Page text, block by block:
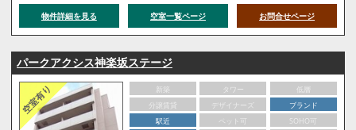
物件詳細を見る 空室一覧ページ お問合せページ
パークアクシス神楽坂ステージ
新築 タワー
低層
分譲賃貸
デザイナーズ
ブランド
駅近
ペット可
SOHO可